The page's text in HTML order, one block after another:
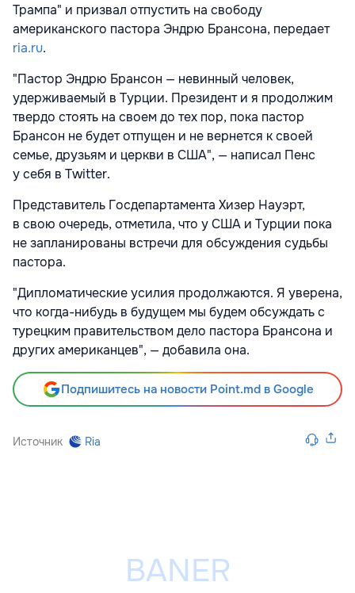
Трампа" и призвал отпустить на свободу
американского пастора Эндрю Брансона, передает
ria.ru.
"Пастор Эндрю Брансон — невинный человек,
удерживаемый в Турции. Президент и я продолжим
твердо стоять на своем до тех пор, пока пастор
Брансон не будет отпущен и не вернется к своей
семье, друзьям и церкви в США", — написал Пенс
у себя в Twitter.
Представитель Госдепартамента Хизер Науэрт,
в свою очередь, отметила, что у США и Турции пока
не запланированы встречи для обсуждения судьбы
пастора.
"Дипломатические усилия продолжаются. Я уверена,
что когда-нибудь в будущем мы будем обсуждать с
турецким правительством дело пастора Брансона и
других американцев", — добавила она.
Подпишитесь на новости Point.md в Google
Источник Ria